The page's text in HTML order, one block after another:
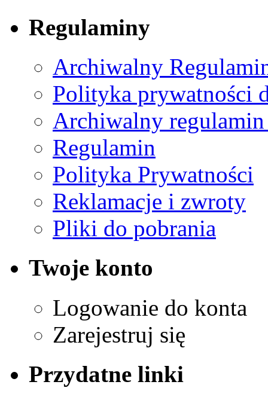
Regulaminy
Archiwalny
Polityka prywatności
Archiwalny
Regulamin
Polityka Prywatności
Reklamacje i zwroty
Pliki do pobrania
Twoje konto
Logowanie do konta
Zarejestruj się
Przydatne linki